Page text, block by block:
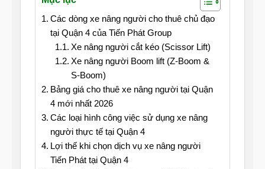
Các dòng xe nâng người cho thuê chủ đạo
tại Quận 4 của Tiến Phát Group
Xe nâng người cắt kéo (Scissor Lift)
Xe nâng người Boom lift (Z-Boom &
S-Boom)
Bảng giá cho thuê xe nâng người tại Quận
4 mới nhất 2026
Các loại hình công việc sử dụng xe nâng
người thực tế tại Quận 4
Lợi thế khi chọn dịch vụ xe nâng người
Tiến Phát tại Quận 4